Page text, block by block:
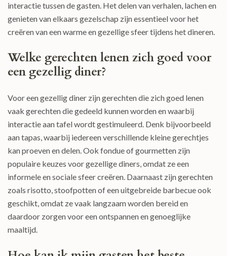
interactie tussen de gasten. Het delen van verhalen, lachen en
genieten van elkaars gezelschap zijn essentieel voor het
creëren van een warme en gezellige sfeer tijdens het dineren.
Welke gerechten lenen zich goed voor
een gezellig diner?
Voor een gezellig diner zijn gerechten die zich goed lenen
vaak gerechten die gedeeld kunnen worden en waarbij
interactie aan tafel wordt gestimuleerd. Denk bijvoorbeeld
aan tapas, waarbij iedereen verschillende kleine gerechtjes
kan proeven en delen. Ook fondue of gourmetten zijn
populaire keuzes voor gezellige diners, omdat ze een
informele en sociale sfeer creëren. Daarnaast zijn gerechten
zoals risotto, stoofpotten of een uitgebreide barbecue ook
geschikt, omdat ze vaak langzaam worden bereid en
daardoor zorgen voor een ontspannen en genoeglijke
maaltijd.